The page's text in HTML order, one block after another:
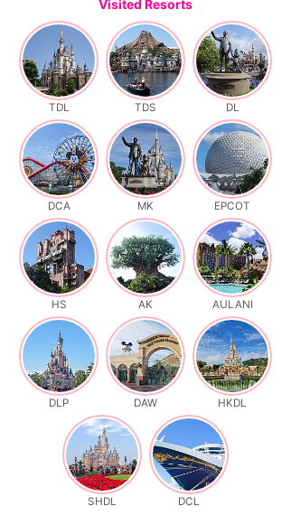
Visited Resorts
TDL TDS DL
DCA MK EPCOT
HS AK AULANI
DLP DAW HKDL
SHDL DCL